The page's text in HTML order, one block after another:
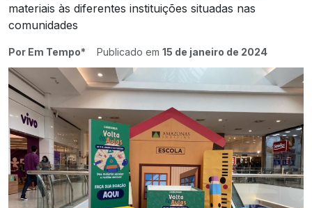
materiais às diferentes instituições situadas nas
comunidades
Por Em Tempo* Publicado em 15 de janeiro de 2024